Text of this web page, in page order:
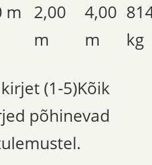
m
2,00
m
4,00
m
kg
(1-5)Kõik
põhinevad